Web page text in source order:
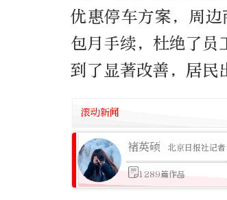
优惠停车方案，周
包月手续，杜绝了员
到了显著改善，居民
滚动新闻
褚英硕 北京日报社记者
1289篇作品